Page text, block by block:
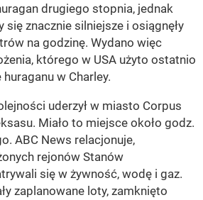
drugiego stopnia, jednak
się znacznie silniejsze i osiągnęły
na godzinę. Wydano więc
którego w USA użyto ostatnio
w Charley.
uderzył w miasto Corpus
Miało to miejsce około godz.
ABC News relacjonuje,
rejonów Stanów
się w żywność, wodę i gaz.
zaplanowane loty, zamknięto